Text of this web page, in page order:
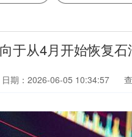
于从4月开始恢复石
日期：2026-06-05 10:34:57